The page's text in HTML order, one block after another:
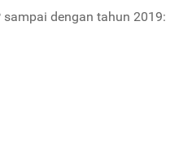
dengan tahun 2019: